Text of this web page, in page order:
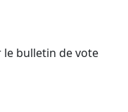
bulletin de vote